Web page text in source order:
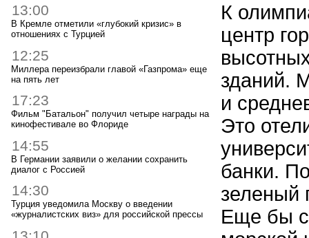
13:00
В Кремле отметили «глубокий кризис» в
отношениях с Турцией
12:25
Миллера переизбрали главой «Газпрома» еще
на пять лет
17:23
Фильм "Батальон" получил четыре награды на
кинофестивале во Флориде
14:55
В Германии заявили о желании сохранить
диалог с Россией
14:30
Турция уведомила Москву о введении
«журналистских виз» для российской прессы
К
центр
зданий.
и
Это
банки.
зеленый
Еще бы